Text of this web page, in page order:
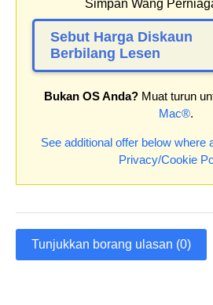
Simpan Wang
Sebut Harga Diskaun
Berbilang Lesen
Bukan OS Anda?Muat turun
Mac®.
See additional offer below where
Privacy/Cookie
Tunjukkan borang ulasan (0)